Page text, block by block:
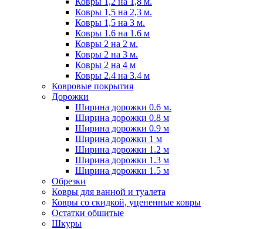
Ковры 1,5 на 2,3 м.
Ковры 1,5 на 3 м.
Ковры 1.6 на 1.6 м
Ковры 2 на 2 м.
Ковры 2 на 3 м.
Ковры 2 на 4 м
Ковры 2.4 на 3.4 м
Ковровые покрытия
Дорожки
Ширина дорожки 0.6 м.
Ширина дорожки 0.8 м
Ширина дорожки 0.9 м
Ширина дорожки 1 м
Ширина дорожки 1.2 м
Ширина дорожки 1.3 м
Ширина дорожки 1.5 м
Обрезки
Ковры для ванной и туалета
Ковры со скидкой, уцененные ковры
Остатки обшитые
Шкуры